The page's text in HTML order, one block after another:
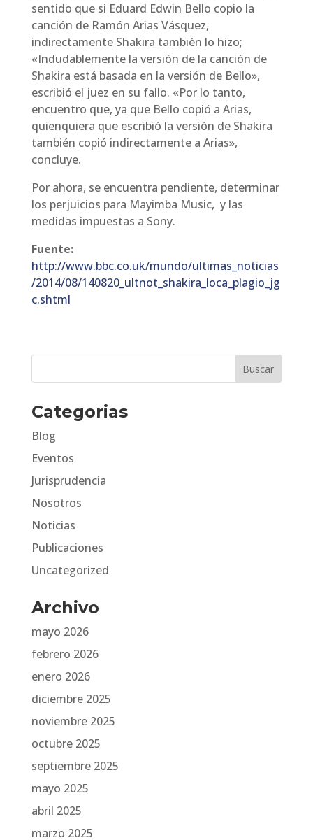
sentido que si Eduard Edwin Bello copio la
canción de Ramón Arias Vásquez,
indirectamente Shakira también lo hizo;
«Indudablemente la versión de la canción de
Shakira está basada en la versión de Bello»,
escribió el juez en su fallo. «Por lo tanto,
encuentro que, ya que Bello copió a Arias,
quienquiera que escribió la versión de Shakira
también copió indirectamente a Arias»,
concluye.
Por ahora, se encuentra pendiente, determinar
los perjuicios para Mayimba Music, y las
medidas impuestas a Sony.
Fuente:
http://www.bbc.co.uk/mundo/ultimas_noticias
/2014/08/140820_ultnot_shakira_loca_plagio_jg
c.shtml
Categorias
Blog
Eventos
Jurisprudencia
Nosotros
Noticias
Publicaciones
Uncategorized
Archivo
mayo 2026
febrero 2026
enero 2026
diciembre 2025
noviembre 2025
octubre 2025
septiembre 2025
mayo 2025
abril 2025
marzo 2025